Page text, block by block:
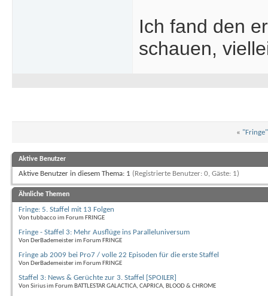
Ich fand den
schauen,
«
Aktive Benutzer
Aktive Benutzer in diesem Thema: 1 (Registrierte Benutzer: 0, Gäste: 1)
Ähnliche Themen
Fringe: 5. Staffel mit 13 Folgen
Von tubbacco im Forum FRINGE
Fringe - Staffel 3: Mehr Ausflüge ins Paralleluniversum
Von DerBademeister im Forum FRINGE
Fringe ab 2009 bei Pro7 / volle 22 Episoden für die erste Staffel
Von DerBademeister im Forum FRINGE
Staffel 3: News & Gerüchte zur 3. Staffel [SPOILER]
Von Sirius im Forum BATTLESTAR GALACTICA, CAPRICA, BLOOD & CHROME